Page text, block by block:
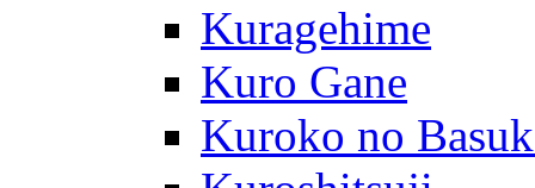
Kuragehime
Kuro Gane
Kuroko no